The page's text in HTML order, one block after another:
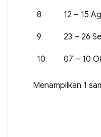
8 12 – 15
9 23 – 26
10 07 – 10
Menampilkan 1